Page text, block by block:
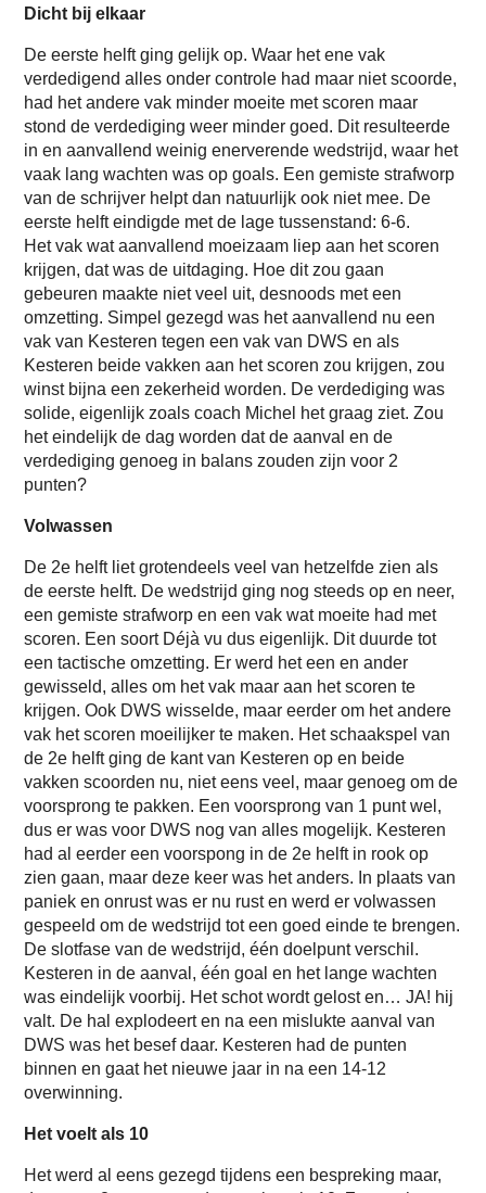
Dicht bij elkaar
De eerste helft ging gelijk op. Waar het ene vak
verdedigend alles onder controle had maar niet scoorde,
had het andere vak minder moeite met scoren maar
stond de verdediging weer minder goed. Dit resulteerde
in en aanvallend weinig enerverende wedstrijd, waar het
vaak lang wachten was op goals. Een gemiste strafworp
van de schrijver helpt dan natuurlijk ook niet mee. De
eerste helft eindigde met de lage tussenstand: 6-6.
Het vak wat aanvallend moeizaam liep aan het scoren
krijgen, dat was de uitdaging. Hoe dit zou gaan
gebeuren maakte niet veel uit, desnoods met een
omzetting. Simpel gezegd was het aanvallend nu een
vak van Kesteren tegen een vak van DWS en als
Kesteren beide vakken aan het scoren zou krijgen, zou
winst bijna een zekerheid worden. De verdediging was
solide, eigenlijk zoals coach Michel het graag ziet. Zou
het eindelijk de dag worden dat de aanval en de
verdediging genoeg in balans zouden zijn voor 2
punten?
Volwassen
De 2e helft liet grotendeels veel van hetzelfde zien als
de eerste helft. De wedstrijd ging nog steeds op en neer,
een gemiste strafworp en een vak wat moeite had met
scoren. Een soort Déjà vu dus eigenlijk. Dit duurde tot
een tactische omzetting. Er werd het een en ander
gewisseld, alles om het vak maar aan het scoren te
krijgen. Ook DWS wisselde, maar eerder om het andere
vak het scoren moeilijker te maken. Het schaakspel van
de 2e helft ging de kant van Kesteren op en beide
vakken scoorden nu, niet eens veel, maar genoeg om de
voorsprong te pakken. Een voorsprong van 1 punt wel,
dus er was voor DWS nog van alles mogelijk. Kesteren
had al eerder een voorspong in de 2e helft in rook op
zien gaan, maar deze keer was het anders. In plaats van
paniek en onrust was er nu rust en werd er volwassen
gespeeld om de wedstrijd tot een goed einde te brengen.
De slotfase van de wedstrijd, één doelpunt verschil.
Kesteren in de aanval, één goal en het lange wachten
was eindelijk voorbij. Het schot wordt gelost en… JA! hij
valt. De hal explodeert en na een mislukte aanval van
DWS was het besef daar. Kesteren had de punten
binnen en gaat het nieuwe jaar in na een 14-12
overwinning.
Het voelt als 10
Het werd al eens gezegd tijdens een bespreking maar,